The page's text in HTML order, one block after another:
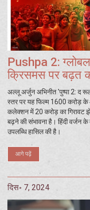
Pushpa 2:
क्रिसमस पर बढ़त
अल्लू अर्जुन अभिनीत 'पुष्पा 2: द
स्तर पर यह फिल्म 1600 करोड़ के
कलेक्शन में 20 करोड़ का गिरावट
बढ़ने की संभावना है। हिंदी वर्जन
उपलब्धि हासिल की है।
आगे पढ़ें
दिस॰ 7, 2024